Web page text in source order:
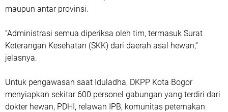
maupun antar provinsi.
“Administrasi semua diperiksa oleh tim, termasuk Surat
Keterangan Kesehatan (SKK) dari daerah asal hewan,”
jelasnya.
Untuk pengawasan saat Iduladha, DKPP Kota Bogor
menyiapkan sekitar 600 personel gabungan yang terdiri dari
dokter hewan, PDHI, relawan IPB, komunitas peternakan